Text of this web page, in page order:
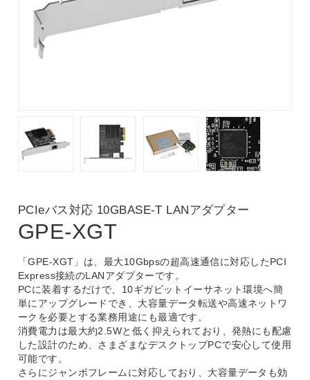
PCIeバス対応 10GBASE-T LANアダプター
GPE-XGT
「GPE-XGT」は、最大10Gbpsの超高速通信に対応したPCI
Express接続のLANアダプターです。
PCに装着するだけで、10ギガビットイーサネット環境へ簡
単にアップグレードでき、大容量データ転送や高速ネットワ
ークを必要とする業務用途にも最適です。
消費電力は最大約2.5Wと低く抑えられており、発熱にも配慮
した設計のため、さまざまなデスクトップPCで安心して使用
可能です。
さらにジャンボフレームに対応しており、大容量データも効